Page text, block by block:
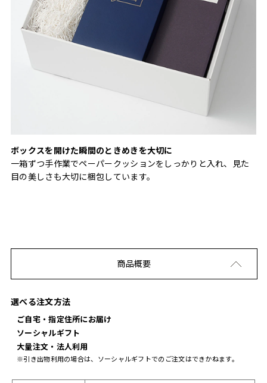
ボックスを開けた瞬間のときめきを大切に
一箱ずつ手作業でペーパークッションをしっかりと入れ、見た
目の美しさも大切に梱包しています。
商品概要
選べる注文方法
ご自宅・指定住所にお届け
ソーシャルギフト
大量注文・法人利用
※引き出物利用の場合は、ソーシャルギフトでのご注文はできかねます。